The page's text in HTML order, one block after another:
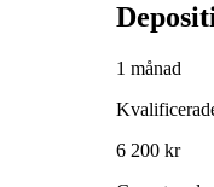
1 månad
6 200 kr